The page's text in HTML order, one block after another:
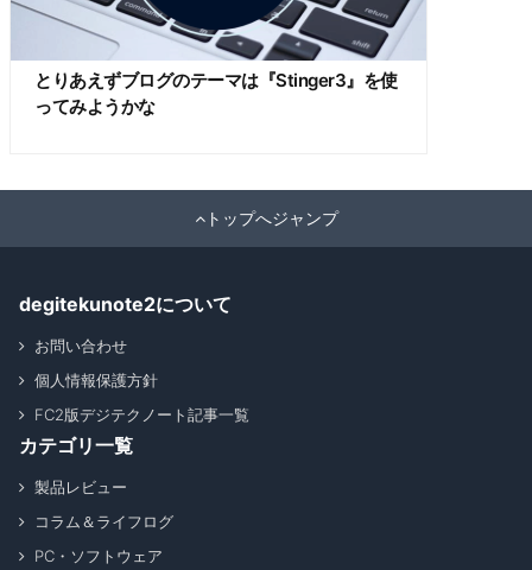
とりあえずブログのテーマは『Stinger3』を使
ってみようかな
トップへジャンプ
degitekunote2について
お問い合わせ
個人情報保護方針
FC2版デジテクノート記事一覧
カテゴリ一覧
製品レビュー
コラム＆ライフログ
PC・ソフトウェア